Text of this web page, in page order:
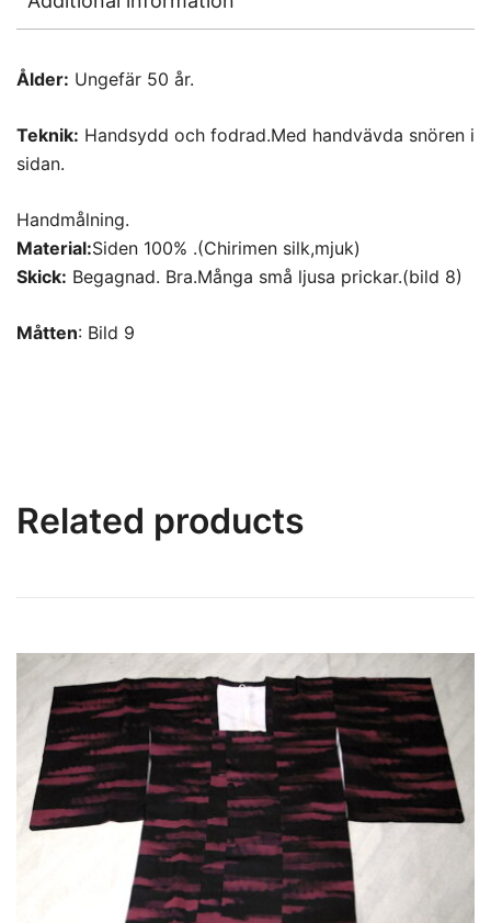
Ålder: Ungefär 50 år.
Teknik: Handsydd och fodrad.Med handvävda snören i
sidan.
Handmålning.
Material:Siden 100% .(Chirimen silk,mjuk)
Skick: Begagnad. Bra.Många små ljusa prickar.(bild 8)
Måtten: Bild 9
Related products